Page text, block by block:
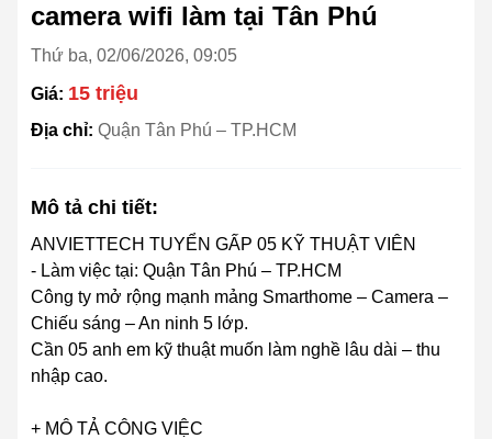
camera wifi làm tại Tân Phú
Thứ ba, 02/06/2026, 09:05
Giá: 15 triệu
Địa chỉ: Quận Tân Phú – TP.HCM
Mô tả chi tiết:
ANVIETTECH TUYỂN GẤP 05 KỸ THUẬT VIÊN
- Làm việc tại: Quận Tân Phú – TP.HCM
Công ty mở rộng mạnh mảng Smarthome – Camera –
Chiếu sáng – An ninh 5 lớp.
Cần 05 anh em kỹ thuật muốn làm nghề lâu dài – thu
nhập cao.
+ MÔ TẢ CÔNG VIỆC